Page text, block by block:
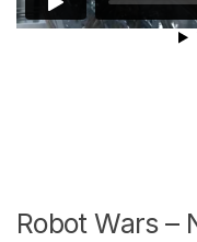
Robot Wars –